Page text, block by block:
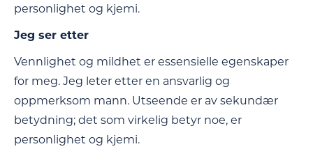
personlighet og kjemi.
Jeg ser etter
Vennlighet og mildhet er essensielle egenskaper
for meg. Jeg leter etter en ansvarlig og
oppmerksom mann. Utseende er av sekundær
betydning; det som virkelig betyr noe, er
personlighet og kjemi.